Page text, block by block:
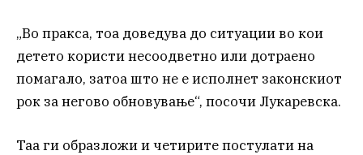
„Во пракса, тоа доведува до ситуации во кои
детето користи несоодветно или дотраено
помагало, затоа што не е исполнет законскиот
рок за негово обновување“, посочи Лукаревска.
Таа ги образложи и четирите постулати на